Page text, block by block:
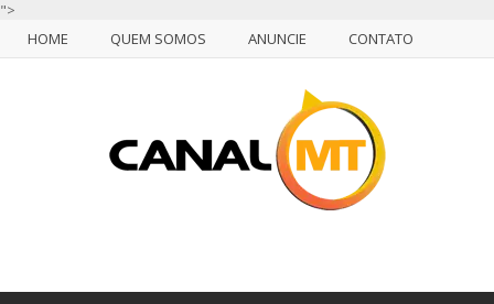
">
HOME
QUEM SOMOS ANUNCIE
CONTATO
ANUNCIE
CUIABÁ, DOMINGO, 09 DE AGOSTO DE 2026